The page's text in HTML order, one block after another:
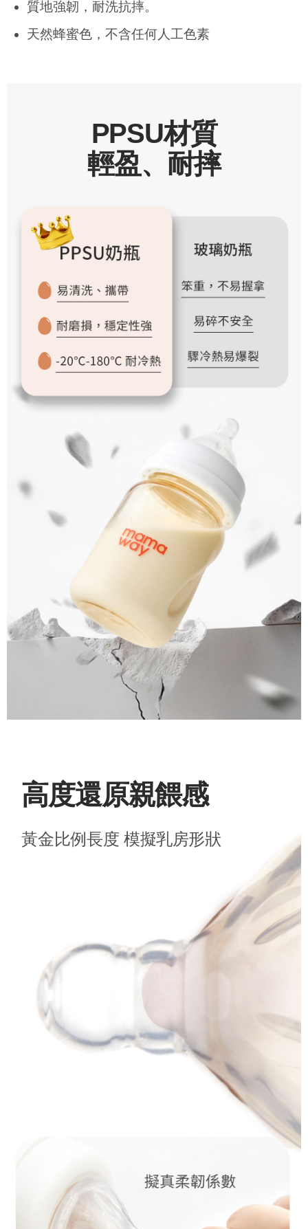
質地強韌，耐洗抗摔。
天然蜂蜜色，不含任何人工色素
PPSU材質
輕盈、耐摔
高度還原親餵感
黃金比例長度 模擬乳房形狀